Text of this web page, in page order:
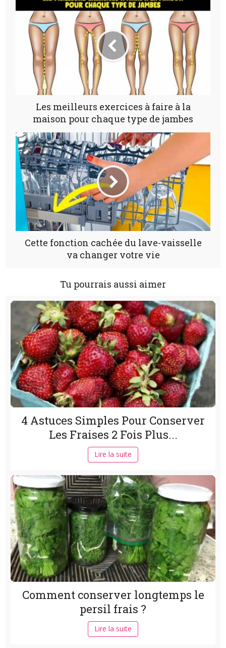
Les meilleurs exercices à faire à la
maison pour chaque type de jambes
Cette fonction cachée du lave-vaisselle
va changer votre vie
Tu pourrais aussi aimer
4 Astuces Simples Pour Conserver
Les Fraises 2 Fois Plus...
Lire la suite
Comment conserver longtemps le
persil frais ?
Lire la suite